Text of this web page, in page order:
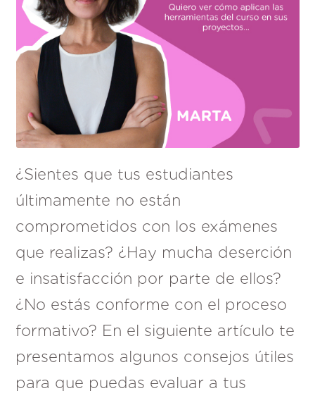
¿Sientes que tus estudiantes
últimamente no están
comprometidos con los exámenes
que realizas? ¿Hay mucha deserción
e insatisfacción por parte de ellos?
¿No estás conforme con el proceso
formativo? En el siguiente artículo te
presentamos algunos consejos útiles
para que puedas evaluar a tus